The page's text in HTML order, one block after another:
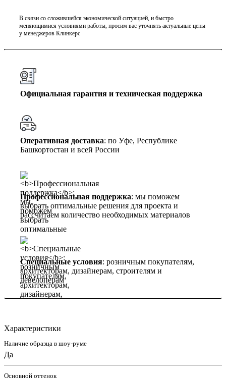
В связи со сложившейся экономической ситуацией, и быстро
меняющимися условиями работы, просим вас уточнять актуальные цены
у менеджеров Клинкерс
Официальная гарантия и техническая поддержка
Оперативная доставка: по Уфе, Республике
Башкортостан и всей России
Профессиональная поддержка: мы поможем
выбрать оптимальные решения для проекта и
рассчитаем количество необходимых материалов
Специальные условия: розничным покупателям,
архитекторам, дизайнерам, строителям и
девелоперам
Характеристики
Наличие образца в шоу-руме
Да
Основной оттенок